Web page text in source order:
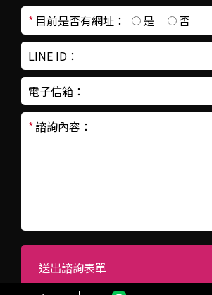
* 目前是否有網址： 是 否
LINE ID：
電子信箱：
*諮詢內容：
送出諮詢表單